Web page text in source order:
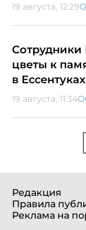
19 августа, 12:29
Сотрудники
цветы к
в Ессентуках
19 августа, 11:34
Редакция
Правила
Реклама на